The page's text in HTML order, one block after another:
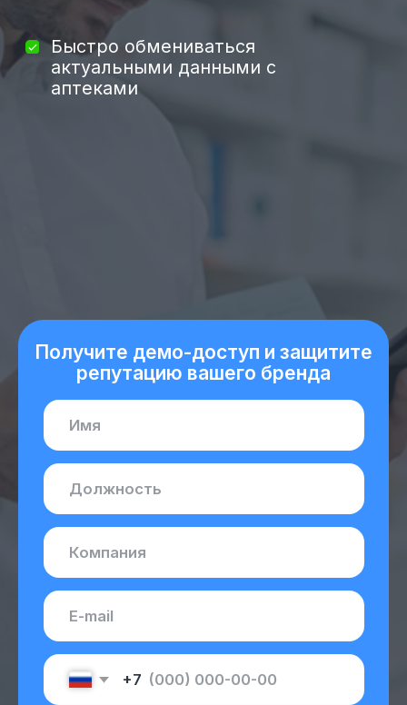
+7
форму я даю согласие на обработку
персональных данных
Настоящим подтверждаю, что я
персональных данных (Политика
конфиденциальности)
13